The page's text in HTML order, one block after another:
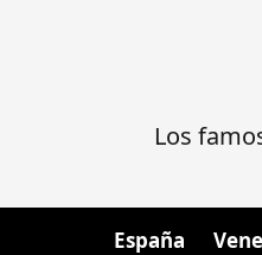
Los
España